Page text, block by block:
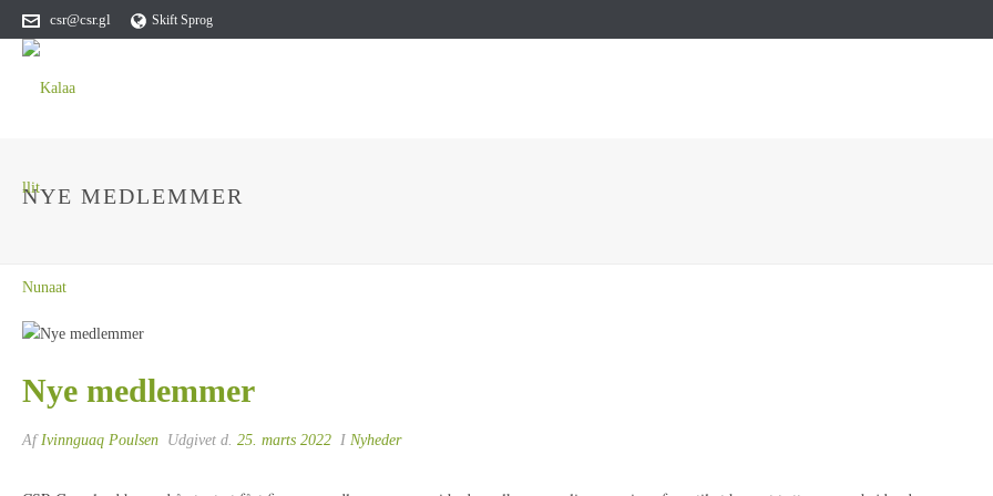
csr@csr.gl Skift Sprog
NYE MEDLEMMER
Nye medlemmer
AfIvinnguaq Poulsen Udgivet d. 25. marts 2022 I Nyheder